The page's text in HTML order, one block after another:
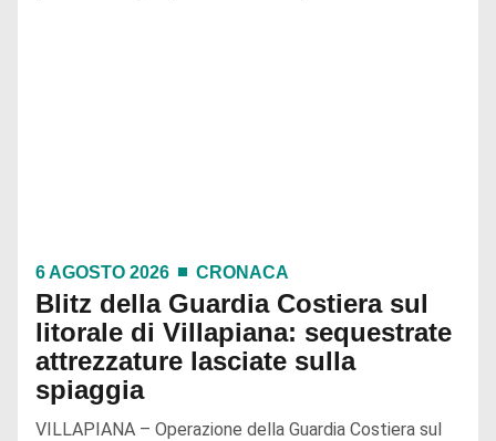
6 AGOSTO 2026 CRONACA
Blitz della Guardia Costiera sul
litorale di Villapiana: sequestrate
attrezzature lasciate sulla
spiaggia
VILLAPIANA – Operazione della Guardia Costiera sul